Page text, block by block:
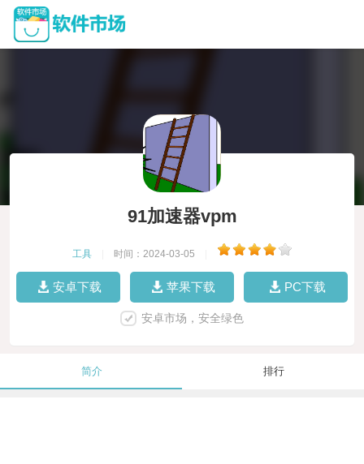
91加速器vpm
工具 时间：2024-03-05
安卓下载 苹果下载 PC下载
安卓市场，安全绿色
简介 排行